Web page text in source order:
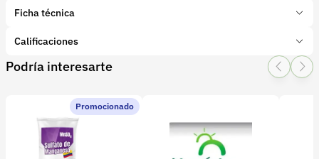
Marca: ZEOCOL S.A.S
Tipo de producto:
Subcategoría:Simples
Etapa del cultivo: Mantenimiento
Tipo de mezcla:
Elementos: Potasio Silicio
Ficha técnica
FICHA TECNICA ZEOLITA - TO
Calificaciones
1 Star
2 Star
3 Star4 Star
0 calificaciones
Podría interesarte
Promocionado